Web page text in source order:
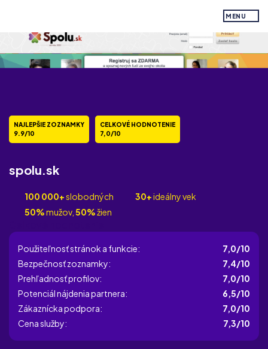
MENU
NAJLEPŠIE ZOZNAMKY
9.9/10
CELKOVÉ HODNOTENIE
7,0/10
spolu.sk
100 000+slobodných 30+ideálny vek
50%mužov, 50%žien
Použiteľnosť stránok a funkcie:
7,0/10
Bezpečnosť zoznamky:
7,4/10
Prehľadnosť profilov:
7,0/10
Potenciál nájdenia partnera:
6,5/10
Zákaznícka podpora:
7,0/10
Cena služby:
7,3/10